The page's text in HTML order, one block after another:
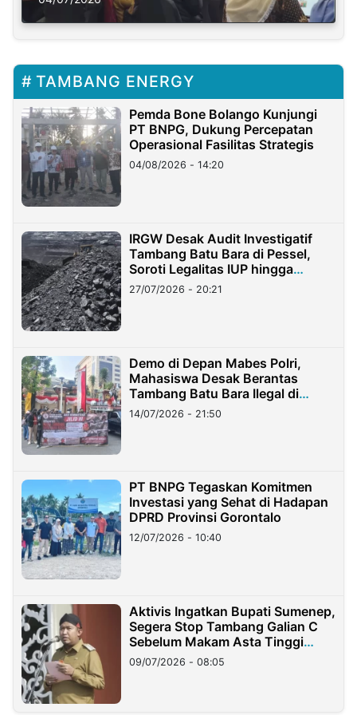
TAMBANG ENERGY
Pemda Bone Bolango Kunjungi
PT BNPG, Dukung Percepatan
Operasional Fasilitas Strategis
04/08/2026 - 14:20
IRGW Desak Audit Investigatif
Tambang Batu Bara di Pessel,
Soroti Legalitas IUP hingga
Stockpile
27/07/2026 - 20:21
Demo di Depan Mabes Polri,
Mahasiswa Desak Berantas
Tambang Batu Bara Ilegal di
Lampung
14/07/2026 - 21:50
PT BNPG Tegaskan Komitmen
Investasi yang Sehat di Hadapan
DPRD Provinsi Gorontalo
12/07/2026 - 10:40
Aktivis Ingatkan Bupati Sumenep,
Segera Stop Tambang Galian C
Sebelum Makam Asta Tinggi
Longsor
09/07/2026 - 08:05